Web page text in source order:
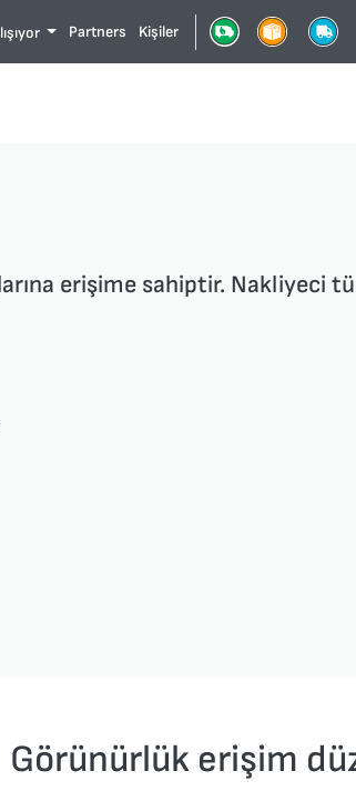
Partners Kişiler
erişime sahiptir. Nakliyeci
Görünürlük erişim